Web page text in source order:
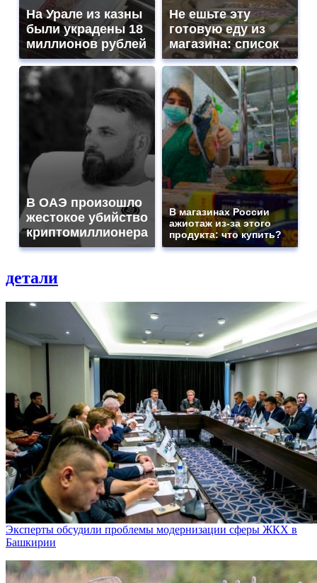
На Урале из казны
были украдены 18
миллионов рублей
Не ешьте эту
готовую еду из
магазина: список
В ОАЭ произошло
жестокое убийство
криптомиллионера
В магазинах России
ажиотаж из-за этого
продукта: что купить?
детали
Эксперты обсудили проблемы модернизации сферы ЖКХ в
Башкирии